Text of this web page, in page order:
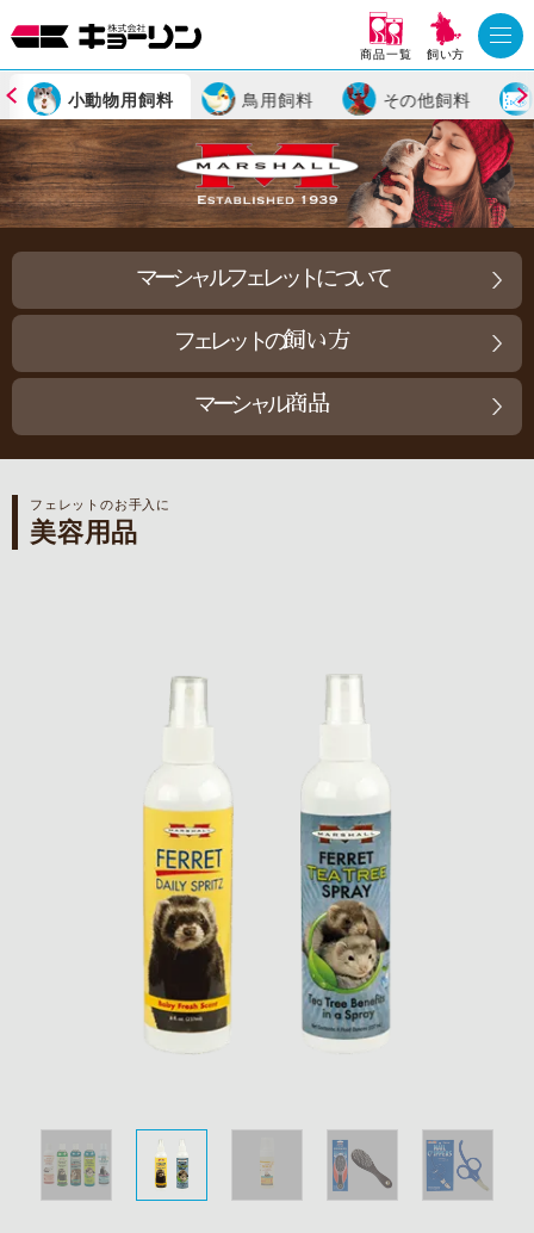
商品一覧 飼い方
小動物用飼料 鳥用飼料 その他飼料
マーシャルフェレットについて
フェレットの飼い方
マーシャル商品
フェレットのお手入に
美容用品